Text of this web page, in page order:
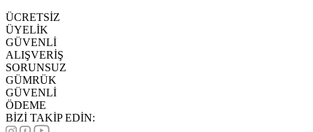
ÜCRETSİZ
ÜYELİK
GÜVENLİ
ALIŞVERİŞ
SORUNSUZ
GÜMRÜK
GÜVENLİ
ÖDEME
BİZİ TAKİP EDİN: